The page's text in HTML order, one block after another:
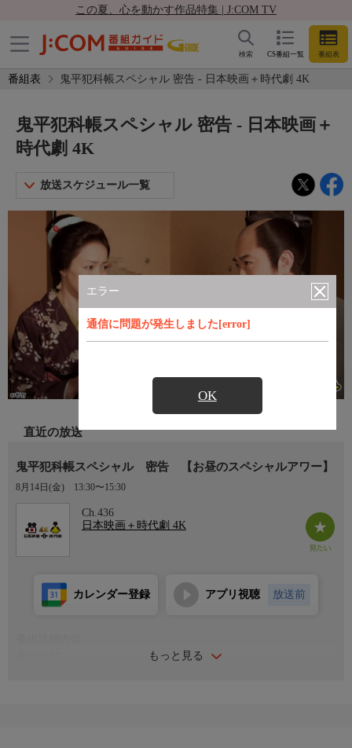
この夏、心を動かす作品特集 | J:COM TV
CS番組一覧 番組表
検索
番組表 鬼平犯科帳スペシャル 密告 - 日本映画＋時代劇 4K
エラー
通信に問題が発生しました[error]
OK
鬼平犯科帳スペシャル 密告 - 日本映画＋
時代劇 4K
放送スケジュール一覧
直近の放送
鬼平犯科帳スペシャル 密告 【お昼のスペシャルアワー】
8月14日(金) 13:30〜15:30
Ch.436
日本映画＋時代劇 4K
もっと見る
カレンダー登録 アプリ視聴 放送前